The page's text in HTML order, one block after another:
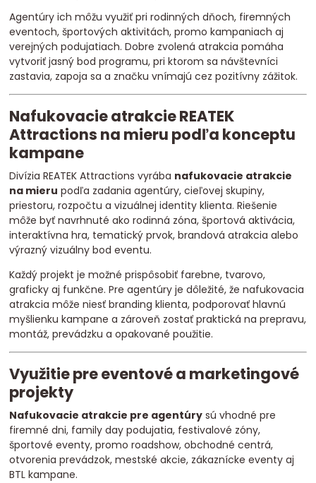
Agentúry ich môžu využiť pri rodinných dňoch, firemných
eventoch, športových aktivitách, promo kampaniach aj
verejných podujatiach. Dobre zvolená atrakcia pomáha
vytvoriť jasný bod programu, pri ktorom sa návštevníci
zastavia, zapoja sa a značku vnímajú cez pozitívny zážitok.
Nafukovacie atrakcie REATEK
Attractions na mieru podľa konceptu
kampane
Divízia REATEK Attractions vyrába nafukovacie atrakcie
na mieru podľa zadania agentúry, cieľovej skupiny,
priestoru, rozpočtu a vizuálnej identity klienta. Riešenie
môže byť navrhnuté ako rodinná zóna, športová aktivácia,
interaktívna hra, tematický prvok, brandová atrakcia alebo
výrazný vizuálny bod eventu.
Každý projekt je možné prispôsobiť farebne, tvarovo,
graficky aj funkčne. Pre agentúry je dôležité, že nafukovacia
atrakcia môže niesť branding klienta, podporovať hlavnú
myšlienku kampane a zároveň zostať praktická na prepravu,
montáž, prevádzku a opakované použitie.
Využitie pre eventové a marketingové
projekty
Nafukovacie atrakcie pre agentúry sú vhodné pre
firemné dni, family day podujatia, festivalové zóny,
športové eventy, promo roadshow, obchodné centrá,
otvorenia prevádzok, mestské akcie, zákaznícke eventy aj
BTL kampane.